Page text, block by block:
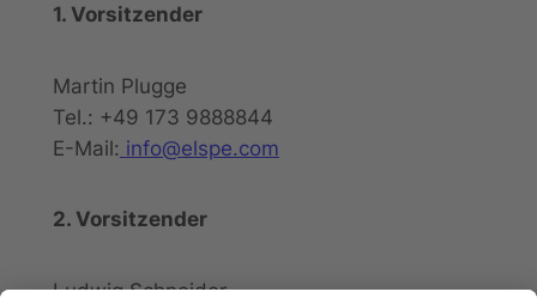
1. Vorsitzender
Martin Plugge
Tel.: +49 173 9888844
E-Mail: info@elspe.com
2. Vorsitzender
Ludwig Schneider